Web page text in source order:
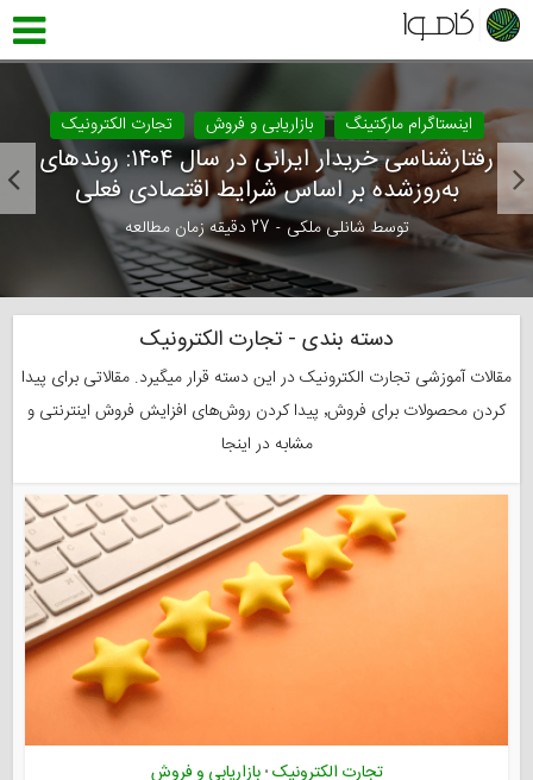
اینستاگرام مارکتینگ بازاریابی و فروش تجارت الکترونیک
رفتارشناسی خریدار ایرانی در سال ۱۴۰۴: روندهای
به‌روزشده بر اساس شرایط اقتصادی فعلی
توسطشانلی ملکی 27 دقیقه زمان مطالعه
دسته بندی - تجارت الکترونیک
مقالات آموزشی تجارت الکترونیک در این دسته قرار میگیرد. مقالاتی برای پیدا
کردن محصولات برای فروش٬ پیدا کردن روش‌های افزایش فروش اینترنتی و
مشابه در اینجا
بازاریابی و فروش • تجارت الکترونیک